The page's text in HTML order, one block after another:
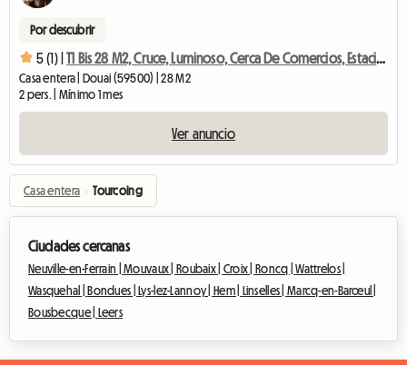
Por descubrir
5 (1) | T1 Bis 28 M2, Cruce, Luminoso, Cerca De Comercios, Estacionado
Casa entera | Douai (59500) | 28 M2
2 pers. | Mínimo 1 mes
Ver anuncio
Casa entera › Tourcoing
Ciudades cercanas
Neuville-en-Ferrain |Mouvaux | Roubaix | Croix |Roncq |Wattrelos |
Wasquehal |Bondues |Lys-lez-Lannoy | Hem | Linselles |Marcq-en-Barœul |
Bousbecque | Leers